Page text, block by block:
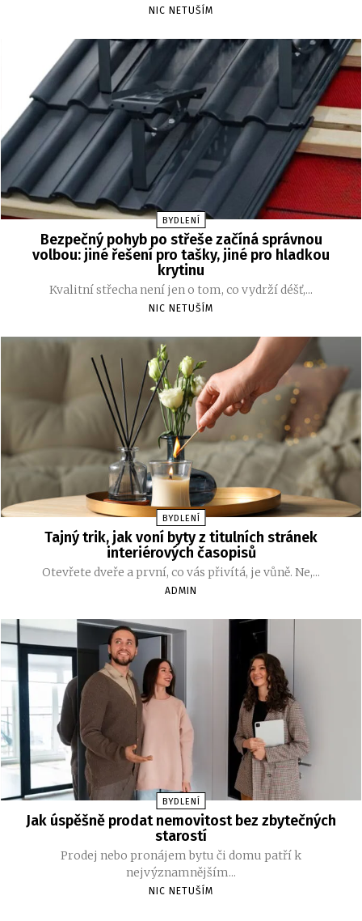
NIC NETUŠÍM
BYDLENÍ
Bezpečný pohyb po střeše začíná správnou
volbou: jiné řešení pro tašky, jiné pro hladkou
krytinu
Kvalitní střecha není jen o tom, co vydrží déšť,...
NIC NETUŠÍM
BYDLENÍ
Tajný trik, jak voní byty z titulních stránek
interiérových časopisů
Otevřete dveře a první, co vás přivítá, je vůně. Ne,...
ADMIN
BYDLENÍ
Jak úspěšně prodat nemovitost bez zbytečných
starostí
Prodej nebo pronájem bytu či domu patří k
nejvýznamnějším...
NIC NETUŠÍM